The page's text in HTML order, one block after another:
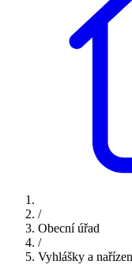
/
Obecní úřad
/
Vyhlášky a